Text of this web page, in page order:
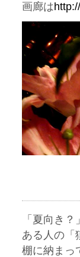
画廊は
「夏向き？
ある人の「
棚に納まっ